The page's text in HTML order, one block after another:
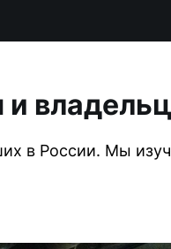
и
в России. Мы